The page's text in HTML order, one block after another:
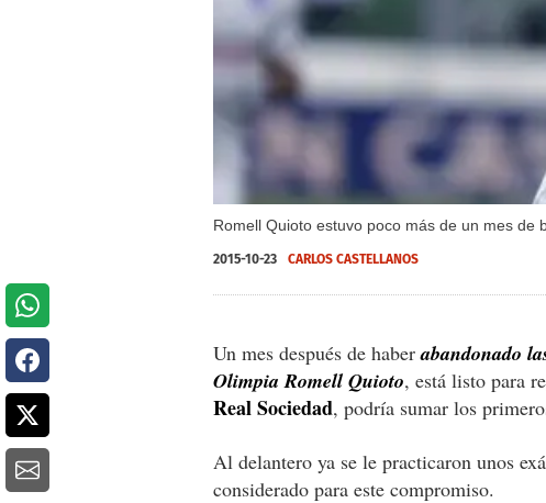
Romell Quioto estuvo poco más de un mes
2015-10-23 CARLOS CASTELLANOS
Un mes después de haberabandonado
Olimpia Romell Quioto, está listo para
Real Sociedad, podría sumar los
Al delantero ya se le practicaron unos
considerado para este compromiso.